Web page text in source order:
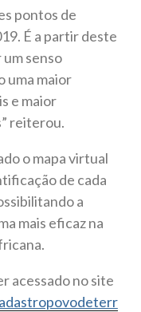
pontos de
É a partir deste
senso
uma maior
e maior
reiterou.
o mapa virtual
de cada
a
mais eficaz na
acessado no site